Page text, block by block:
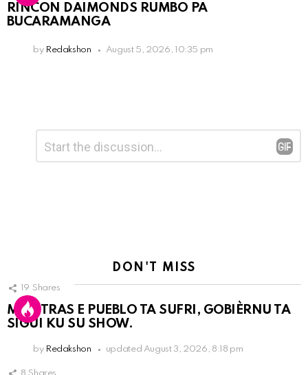
RINCON DAIMONDS RUMBO PA
BUCARAMANGA
by Redakshon August 5, 2026, 10:35 pm
Reply
DON'T MISS
19 Shares
MIENTRAS E PUEBLO TA SUFRI, GOBIÈRNU TA
SIGUI KU SU SHOW.
by Redakshon updated August 3, 2026, 8:18 pm